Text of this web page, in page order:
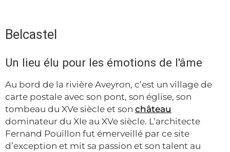
Belcastel
Un lieu élu pour les émotions de l'âme
Au bord de la rivière Aveyron, c’est un village de
carte postale avec son pont, son église, son
tombeau du XVe siècle et son château
dominateur du XIe au XVe siècle. L’architecte
Fernand Pouillon fut émerveillé par ce site
d’exception et mit sa passion et son talent au